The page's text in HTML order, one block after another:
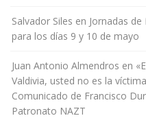
Salvador Siles en Jornadas
para los días 9 y 10 de mayo
Juan Antonio Almendros en
Valdivia, usted no es la
Comunicado de Francisco
Patronato NAZT